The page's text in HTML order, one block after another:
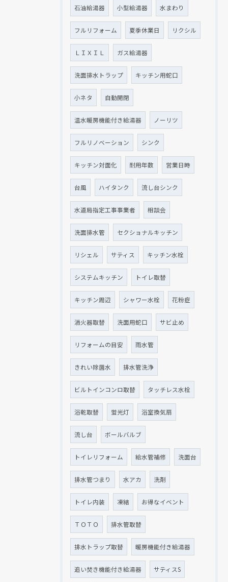
石油給湯器 小型給湯器 水まわり
フルリフォーム 夏季休業日 リクシル
ＬＩＸＩＬ ガス給湯器
洗面排水トラップ キッチン用蛇口
小ネタ 自動開閉
温水暖房機能付き給湯器 ノーリツ
フルリノベーション シンク
キッチン対面化 耐用年数 営業日時
台風 ハイタンク 流し台シンク
水道局指定工事事業者 相談会
洗面排水管 セクショナルキッチン
リシェル サティス キッチン水栓
システムキッチン トイレ取替
キッチン周辺 シャワー水栓 花粉症
消火器取替 洗面用蛇口 サビ止め
リフォームの目安 雨水管
きれい除菌水 排水管洗浄
ビルトインコンロ取替 タッチレス水栓
浴乾取替 蛍光灯 浴室換気扇
流し台 ボールバルブ
トイレリフォーム 給水管補修 洗面台
排水管つまり 水アカ 洗剤
トイレ内装 凍結 お得なイベント
ＴＯＴＯ 排水管取替
排水トラップ取替 暖房機能付き給湯器
追い焚き機能付き給湯器 サティスS